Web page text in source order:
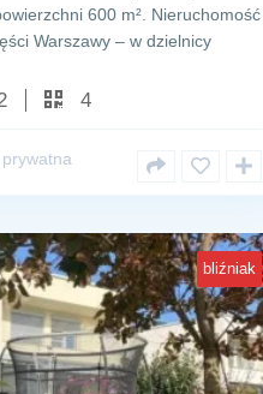
600 m². Nieruchomość
Warszawy – w dzielnicy
4
bliźniak